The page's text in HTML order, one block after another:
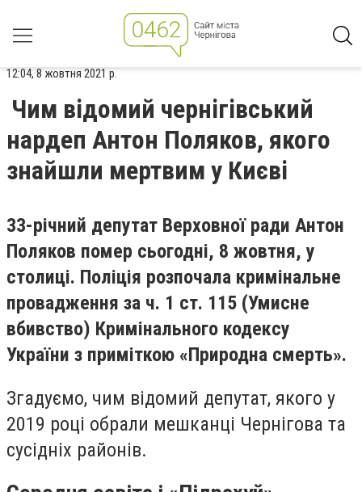
12:04, 8 жовтня 2021 р.
Чим відомий чернігівський
нардеп Антон Поляков, якого
знайшли мертвим у Києві
33-річний депутат Верховної ради Антон
Поляков помер сьогодні, 8 жовтня, у
столиці. Поліція розпочала кримінальне
провадження за ч. 1 ст. 115 (Умисне
вбивство) Кримінального кодексу
України з приміткою «Природна смерть».
Згадуємо, чим відомий депутат, якого у
2019 році обрали мешканці Чернігова та
сусідніх районів.